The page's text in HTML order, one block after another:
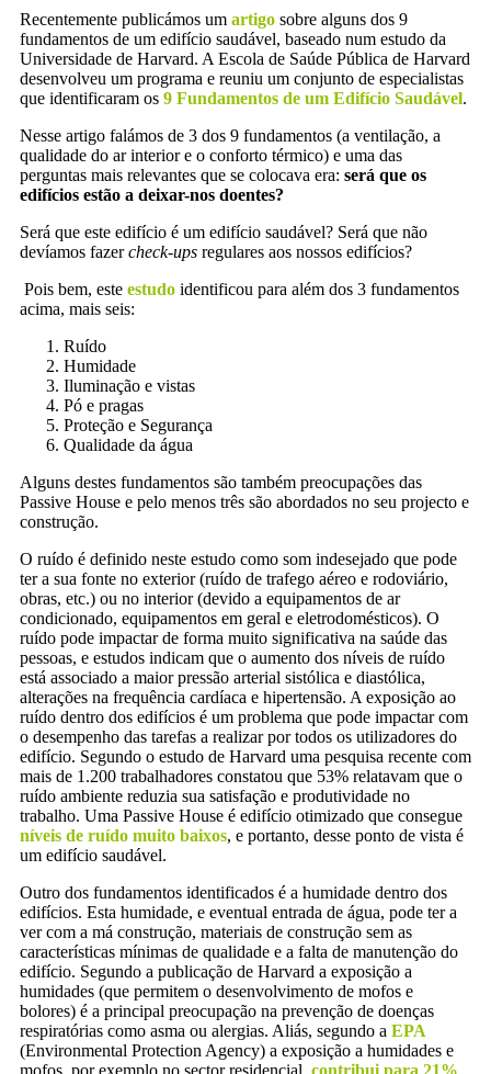
Recentemente publicámos um artigo sobre alguns dos 9
fundamentos de um edifício saudável, baseado num estudo da
Universidade de Harvard. A Escola de Saúde Pública de Harvard
desenvolveu um programa e reuniu um conjunto de especialistas
que identificaram os 9 Fundamentos de um Edifício Saudável.
Nesse artigo falámos de 3 dos 9 fundamentos (a ventilação, a
qualidade do ar interior e o conforto térmico) e uma das
perguntas mais relevantes que se colocava era: será que os
edifícios estão a deixar-nos doentes?
Será que este edifício é um edifício saudável? Será que não
devíamos fazercheck-ups regulares aos nossos edifícios?
Pois bem, este estudo identificou para além dos 3 fundamentos
acima, mais seis:
Ruído
Humidade
Iluminação e vistas
Pó e pragas
Proteção e Segurança
Qualidade da água
Alguns destes fundamentos são também preocupações das
Passive House e pelo menos três são abordados no seu projecto e
construção.
O ruído é definido neste estudo como som indesejado que pode
ter a sua fonte no exterior (ruído de trafego aéreo e rodoviário,
obras, etc.) ou no interior (devido a equipamentos de ar
condicionado, equipamentos em geral e eletrodomésticos). O
ruído pode impactar de forma muito significativa na saúde das
pessoas, e estudos indicam que o aumento dos níveis de ruído
está associado a maior pressão arterial sistólica e diastólica,
alterações na frequência cardíaca e hipertensão. A exposição ao
ruído dentro dos edifícios é um problema que pode impactar com
o desempenho das tarefas a realizar por todos os utilizadores do
edifício. Segundo o estudo de Harvard uma pesquisa recente com
mais de 1.200 trabalhadores constatou que 53% relatavam que o
ruído ambiente reduzia sua satisfação e produtividade no
trabalho. Uma Passive House é edifício otimizado que consegue
níveis de ruído muito baixos, e portanto, desse ponto de vista é
um edifício saudável.
Outro dos fundamentos identificados é a humidade dentro dos
edifícios. Esta humidade, e eventual entrada de água, pode ter a
ver com a má construção, materiais de construção sem as
características mínimas de qualidade e a falta de manutenção do
edifício. Segundo a publicação de Harvard a exposição a
humidades (que permitem o desenvolvimento de mofos e
bolores) é a principal preocupação na prevenção de doenças
respiratórias como asma ou alergias. Aliás, segundo a EPA
(Environmental Protection Agency) a exposição a humidades e